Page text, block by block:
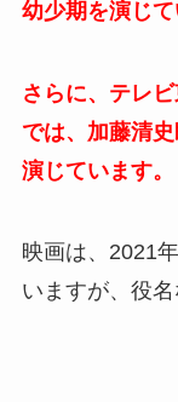
幼少期を演じて
さらに、テレ
では、加藤清
演じています。
映画は、2021
いますが、役名